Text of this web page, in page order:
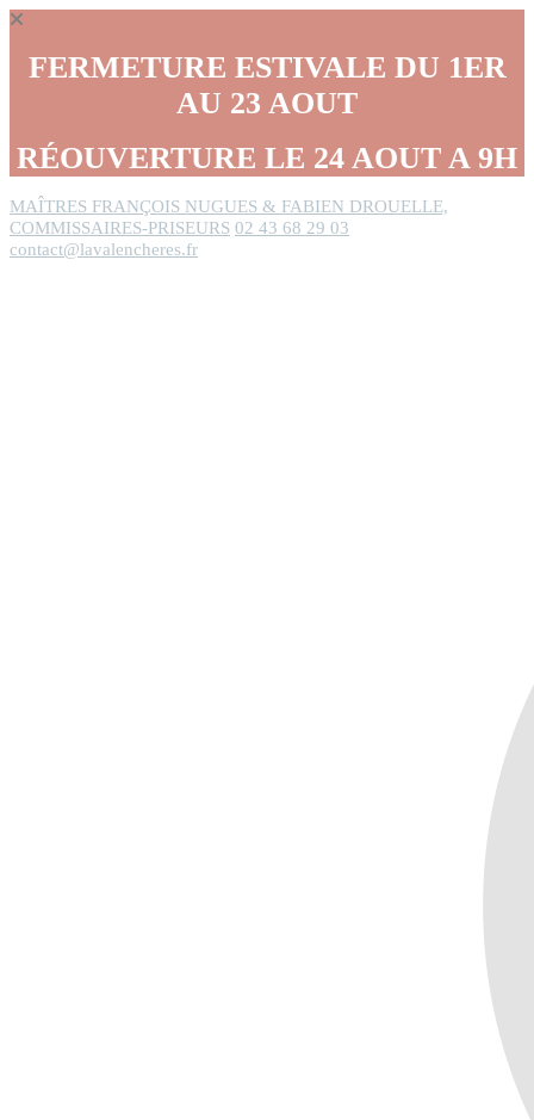
FERMETURE ESTIVALE DU 1ER
AU 23 AOUT
RÉOUVERTURE LE 24 AOUT A 9H
MAÎTRES FRANÇOIS NUGUES & FABIEN DROUELLE,
COMMISSAIRES-PRISEURS 02 43 68 29 03
contact@lavalencheres.fr
Panneau de gestion des cookies